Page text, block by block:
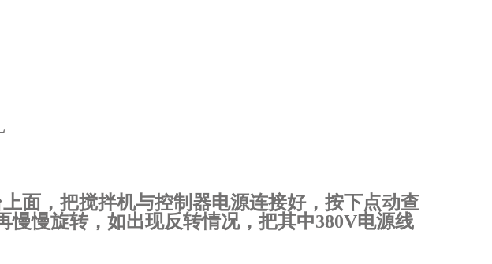
面，把搅拌机与控制器电源连接好，按下点动查
慢慢旋转，如出现反转情况，把其中380V电源线